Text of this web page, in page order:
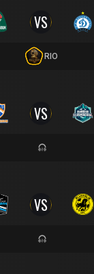
VS
RIO
VS
VS